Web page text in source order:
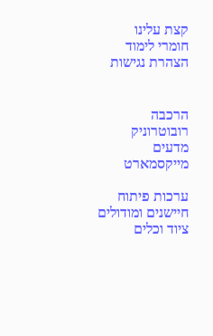
קצת עלינו
חומרי לימוד
הצהרת נגישות
הרכבה
רובוטרוניק
מדעים
מייקסמארט
ערכות פיתוח
חיישנים ומודולים
ציוד וכלים